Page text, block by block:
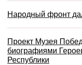
Народный фронт
Проект Музея
биографиями
Республики